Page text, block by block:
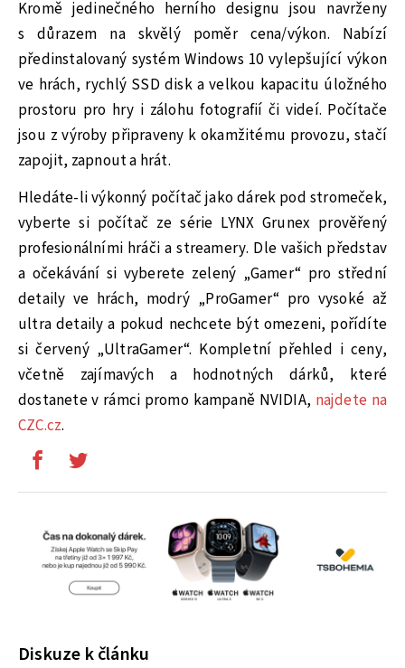
Kromě jedinečného herního designu jsou navrženy
s důrazem na skvělý poměr cena/výkon. Nabízí
předinstalovaný systém Windows 10 vylepšující výkon
ve hrách, rychlý SSD disk a velkou kapacitu úložného
prostoru pro hry i zálohu fotografií či videí. Počítače
jsou z výroby připraveny k okamžitému provozu, stačí
zapojit, zapnout a hrát.
Hledáte-li výkonný počítač jako dárek pod stromeček,
vyberte si počítač ze série LYNX Grunex prověřený
profesionálními hráči a streamery. Dle vašich představ
a očekávání si vyberete zelený „Gamer“ pro střední
detaily ve hrách, modrý „ProGamer“ pro vysoké až
ultra detaily a pokud nechcete být omezeni, pořídíte
si červený „UltraGamer“. Kompletní přehled i ceny,
včetně zajímavých a hodnotných dárků, které
dostanete v rámci promo kampaně NVIDIA, najdete na
CZC.cz.
Diskuze k článku